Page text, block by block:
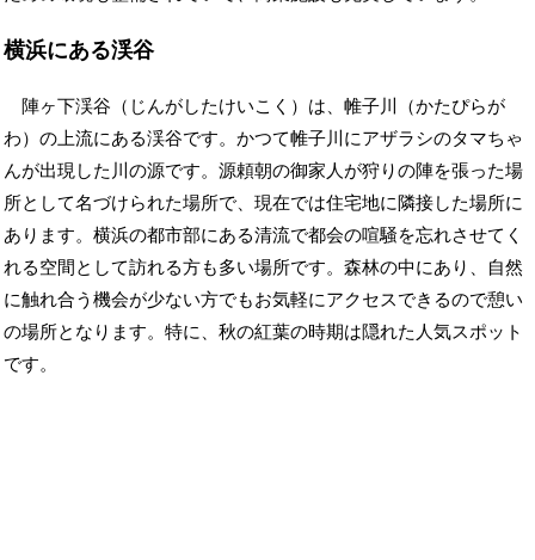
横浜にある渓谷
陣ヶ下渓谷（じんがしたけいこく）は、帷子川（かたぴらが
わ）の上流にある渓谷です。かつて帷子川にアザラシのタマちゃ
んが出現した川の源です。源頼朝の御家人が狩りの陣を張った場
所として名づけられた場所で、現在では住宅地に隣接した場所に
あります。横浜の都市部にある清流で都会の喧騒を忘れさせてく
れる空間として訪れる方も多い場所です。森林の中にあり、自然
に触れ合う機会が少ない方でもお気軽にアクセスできるので憩い
の場所となります。特に、秋の紅葉の時期は隠れた人気スポット
です。